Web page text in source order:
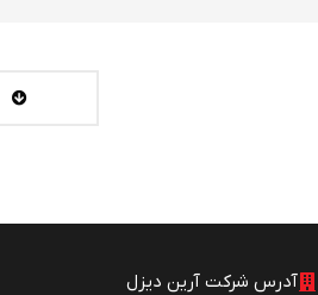
آدرس شرکت آرین دیزل